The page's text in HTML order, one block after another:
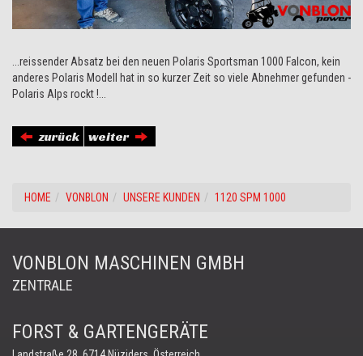
...reissender Absatz bei den neuen Polaris Sportsman 1000 Falcon, kein
anderes Polaris Modell hat in so kurzer Zeit so viele Abnehmer gefunden -
Polaris Alps rockt !...
zurück weiter
HOME VONBLON UNSERE KUNDEN 1120 SPM 1000
VONBLON MASCHINEN GMBH
ZENTRALE
FORST & GARTENGERÄTE